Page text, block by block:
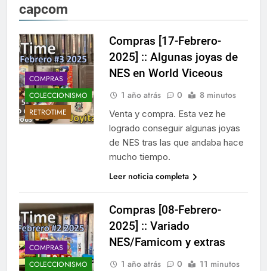
capcom
COMPRAS
COLECCIONISMO
RETROTIME
Compras [17-Febrero-
2025] :: Algunas joyas de
NES en World Viceous
1 año atrás 0 8 minutos
Venta y compra. Esta vez he
logrado conseguir algunas joyas
de NES tras las que andaba hace
mucho tiempo.
Leer noticia completa
COMPRAS
COLECCIONISMO
Compras [08-Febrero-
2025] :: Variado
NES/Famicom y extras
1 año atrás 0 11 minutos